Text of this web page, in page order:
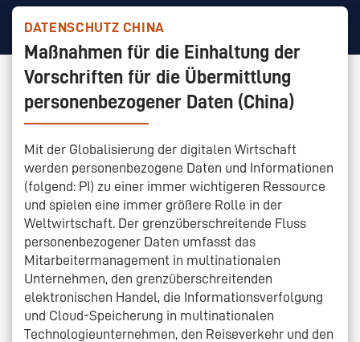
DATENSCHUTZ CHINA
Maßnahmen für die Einhaltung der
Vorschriften für die Übermittlung
personenbezogener Daten (China)
Mit der Globalisierung der digitalen Wirtschaft
werden personenbezogene Daten und Informationen
(folgend: PI) zu einer immer wichtigeren Ressource
und spielen eine immer größere Rolle in der
Weltwirtschaft. Der grenzüberschreitende Fluss
personenbezogener Daten umfasst das
Mitarbeitermanagement in multinationalen
Unternehmen, den grenzüberschreitenden
elektronischen Handel, die Informationsverfolgung
und Cloud-Speicherung in multinationalen
Technologieunternehmen, den Reiseverkehr und den